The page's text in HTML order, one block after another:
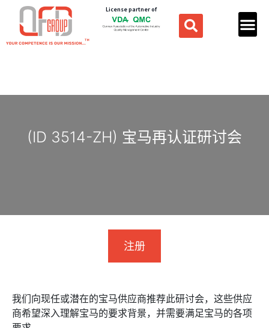
License partner of
(ID 3514-ZH) 宝马再认证研讨会
注册
我们向现任或潜在的宝马供应商推荐此研讨会，这些供应
商希望深入理解宝马的要求背景，并需要满足宝马的各项